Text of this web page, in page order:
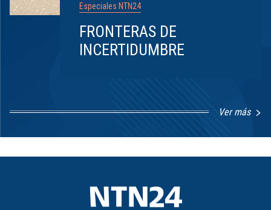
Especiales NTN24
FRONTERAS DE
INCERTIDUMBRE
Ver más
8